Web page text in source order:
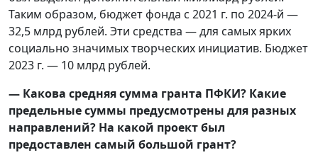
Таким образом, бюджет фонда с 2021 г. по 2024-й —
32,5 млрд рублей. Эти средства — для самых ярких
социально значимых творческих инициатив. Бюджет
2023 г. — 10 млрд рублей.
— Какова средняя сумма гранта ПФКИ? Какие
предельные суммы предусмотрены для разных
направлений? На какой проект был
предоставлен самый большой грант?